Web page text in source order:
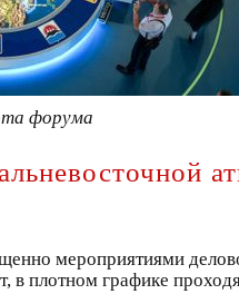
форума
мероприятиями
в плотном графике